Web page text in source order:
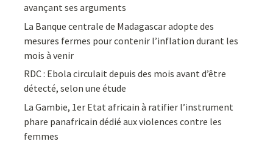
avançant ses arguments
La Banque centrale de Madagascar adopte des
mesures fermes pour contenir l’inflation durant les
mois à venir
RDC : Ebola circulait depuis des mois avant d’être
détecté, selon une étude
La Gambie, 1er Etat africain à ratifier l’instrument
phare panafricain dédié aux violences contre les
femmes